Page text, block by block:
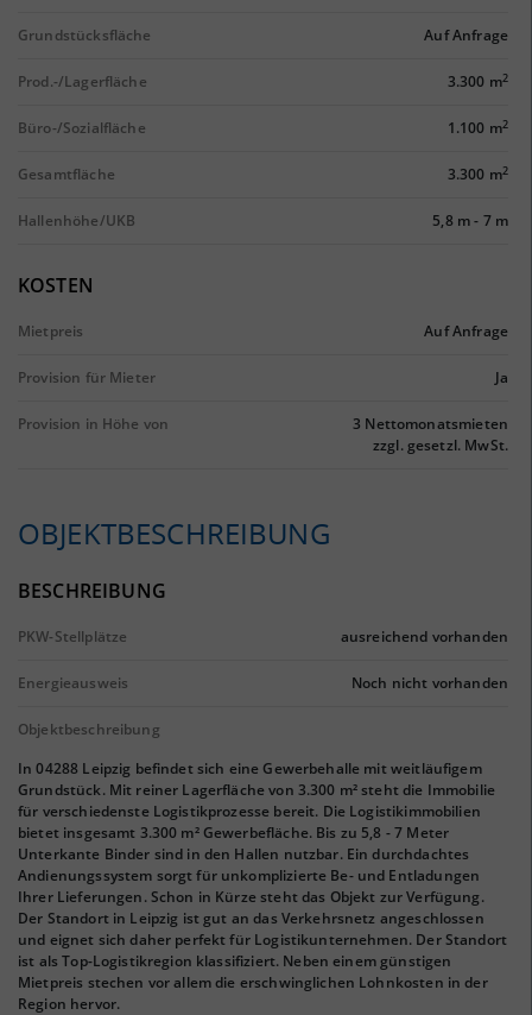
Grundstücksfläche Auf Anfrage
Prod.-/Lagerfläche 3.300 m2
Büro-/Sozialfläche 1.100 m2
Gesamtfläche 3.300 m2
Hallenhöhe/UKB 5,8 m- 7 m
KOSTEN
Mietpreis Auf Anfrage
Provision für Mieter Ja
Provision in Höhe von
3 Nettomonatsmieten
zzgl. gesetzl. MwSt.
OBJEKTBESCHREIBUNG
BESCHREIBUNG
PKW-Stellplätze ausreichend vorhanden
Energieausweis Noch nicht vorhanden
Objektbeschreibung
In 04288 Leipzig befindet sich eine Gewerbehalle mit weitläufigem
Grundstück. Mit reiner Lagerfläche von 3.300 m² steht die Immobilie
für verschiedenste Logistikprozesse bereit. Die Logistikimmobilien
bietet insgesamt 3.300 m² Gewerbefläche. Bis zu 5,8 - 7 Meter
Unterkante Binder sind in den Hallen nutzbar. Ein durchdachtes
Andienungssystem sorgt für unkomplizierte Be- und Entladungen
Ihrer Lieferungen. Schon in Kürze steht das Objekt zur Verfügung.
Der Standort in Leipzig ist gut an das Verkehrsnetz angeschlossen
und eignet sich daher perfekt für Logistikunternehmen. Der Standort
ist als Top-Logistikregion klassifiziert. Neben einem günstigen
Mietpreis stechen vor allem die erschwinglichen Lohnkosten in der
Region hervor.